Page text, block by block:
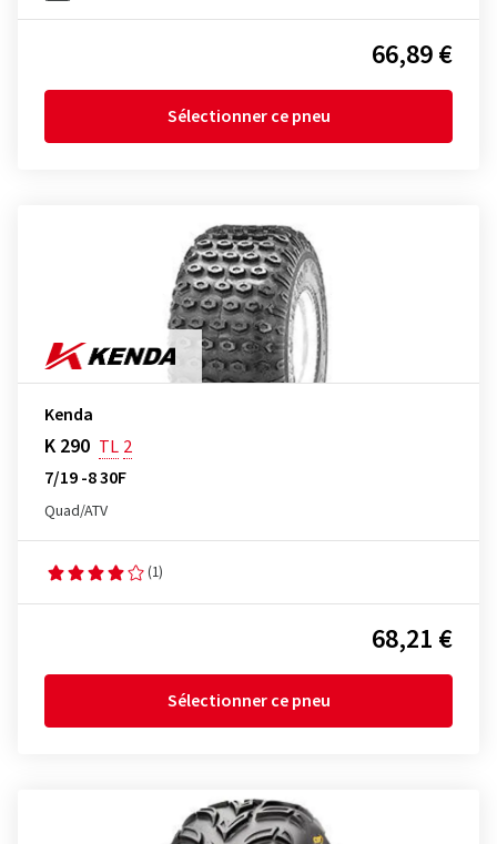
66,89 €
Sélectionner ce pneu
Kenda
K 290 TL 2
7/19 -8 30F
Quad/ATV
(1)
68,21 €
Sélectionner ce pneu